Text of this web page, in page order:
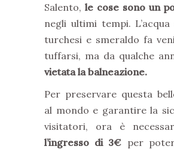
Salento, le cose sono un
negli ultimi tempi.
turchesi e smeraldo fa
tuffarsi, ma da qualche
vietata la balneazione.
Per preservare questa
al mondo e garantire la
visitatori, ora è
l’ingresso di 3€ per